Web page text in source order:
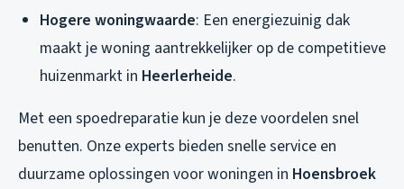
Hogere woningwaarde: Een energiezuinig dak
maakt je woning aantrekkelijker op de competitieve
huizenmarkt in Heerlerheide.
Met een spoedreparatie kun je deze voordelen snel
benutten. Onze experts bieden snelle service en
duurzame oplossingen voor woningen in Hoensbroek